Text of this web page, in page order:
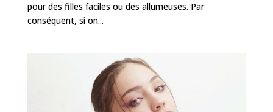
pour des filles faciles ou des allumeuses. Par
conséquent, si on...